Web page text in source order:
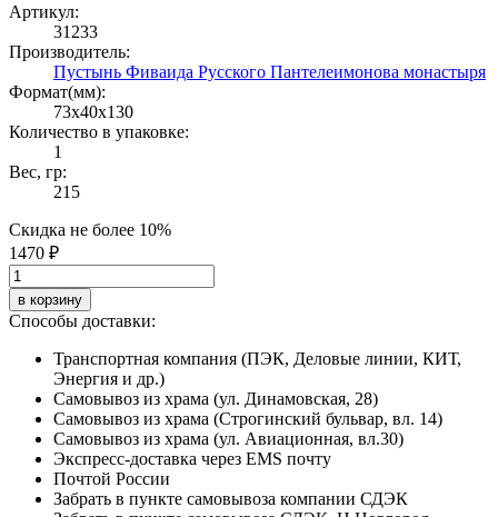
Артикул:
31233
Производитель:
Пустынь Фиваида Русского Пантелеимонова монастыря
Формат(мм):
73x40x130
Количество в упаковке:
1
Вес, гр:
215
Скидка не более 10%
1470 ₽
в корзину
Способы доставки:
Транспортная компания (ПЭК, Деловые линии, КИТ,
Энергия и др.)
Самовывоз из храма (ул. Динамовская, 28)
Самовывоз из храма (Строгинский бульвар, вл. 14)
Самовывоз из храма (ул. Авиационная, вл.30)
Экспресс-доставка через EMS почту
Почтой России
Забрать в пункте самовывоза компании СДЭК